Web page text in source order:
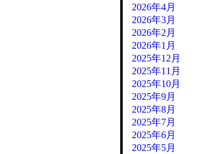
2026年4月
2026年3月
2026年2月
2026年1月
2025年12月
2025年11月
2025年10月
2025年9月
2025年8月
2025年7月
2025年6月
2025年5月